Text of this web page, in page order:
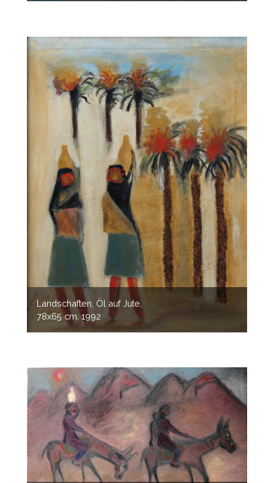
Landschaften, Öl auf Jute,
78x65 cm, 1992